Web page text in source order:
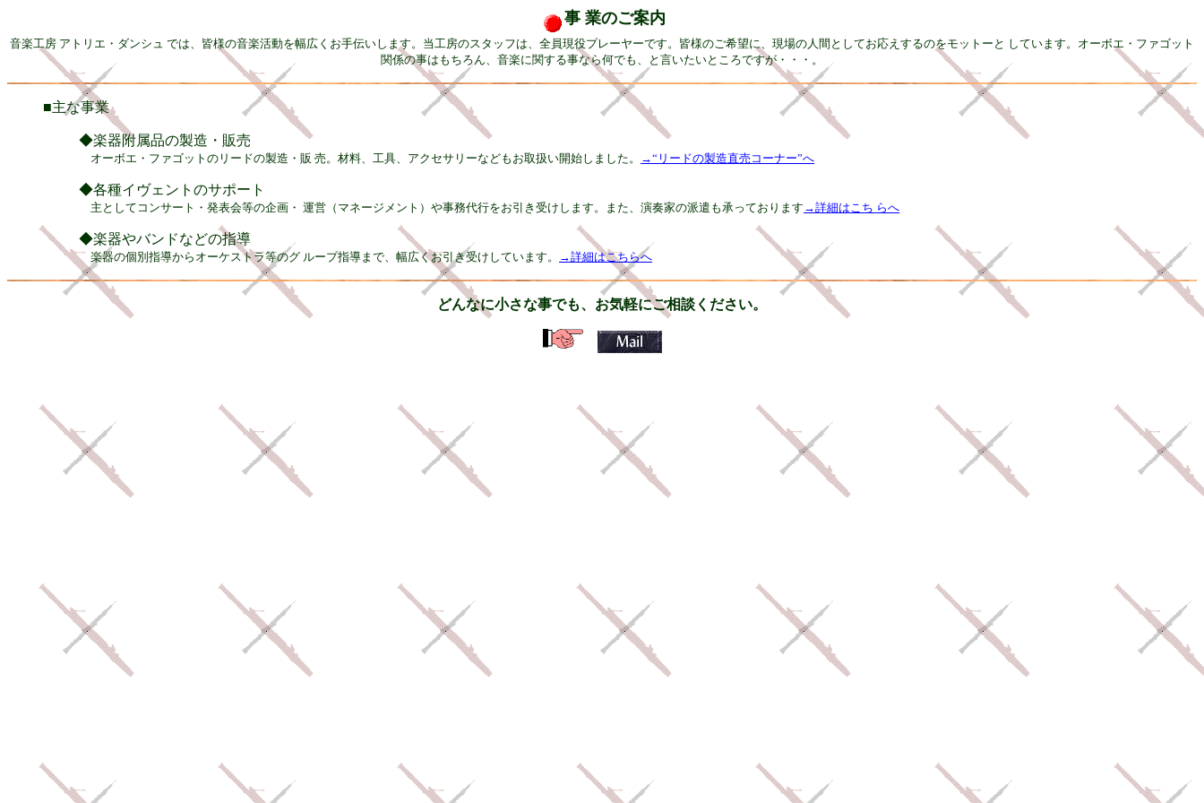
事 業のご案内
音楽工房 アトリエ・ダンシュ では、皆様の音楽活動を幅広くお手伝いします。当工房のスタッフは、全員現役プレーヤーです。皆様のご希望に、現場の人間としてお応えするのをモットーと しています。オーボエ・ファゴット
関係の事はもちろん、音楽に関する事なら何でも、と言いたいところですが・・・。
■主な事業
◆楽器附属品の製造・販売
オーボエ・ファゴットのリードの製造・販 売。材料、工具、アクセサリーなどもお取扱い開始しました。 →“リードの製造直売コーナー”へ
◆各種イヴェントのサポート
主としてコンサート・発表会等の企画・ 運営（マネージメント）や事務代行をお引き受けします。また、演奏家の派遣も承っております →詳細はこち らへ
◆楽器やバンドなどの指導
楽器の個別指導からオーケストラ等のグ ループ指導まで、幅広くお引き受けしています。 →詳細はこちらへ
どんなに小さな事でも、お気軽にご相談ください。